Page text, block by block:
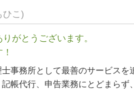
事業 譲渡 契約
株式 交換
ひこ)
がとうございます。
事務所として最善のサービスを
帳代行、申告業務にとどまらず